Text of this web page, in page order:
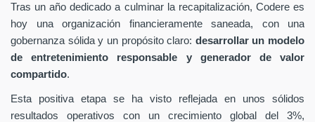
Tras un año dedicado a culminar la recapitalización, Codere es
hoy una organización financieramente saneada, con una
gobernanza sólida y un propósito claro: desarrollar un modelo
de entretenimiento responsable y generador de valor
compartido.
Esta positiva etapa se ha visto reflejada en unos sólidos
resultados operativos con un crecimiento global del 3%,